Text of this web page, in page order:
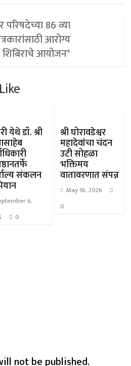
परिषदेच्या 86 व्या
आरोग्य
शिबिराचे आयोजन*
येथे डॉ. श्री
संकलन
6,
0
श्री घोरावडेश्वर
महादेवांचा चंदन
उटी सोहळा
भक्तिमय
वातावरणात संपन्न
May 16, 2026
0
not be published.